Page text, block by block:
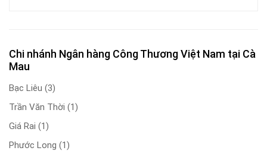
Chi nhánh Ngân hàng Công Thương Việt Nam tại Cà
Mau
Bạc Liêu (3)
Trần Văn Thời (1)
Giá Rai (1)
Phước Long (1)